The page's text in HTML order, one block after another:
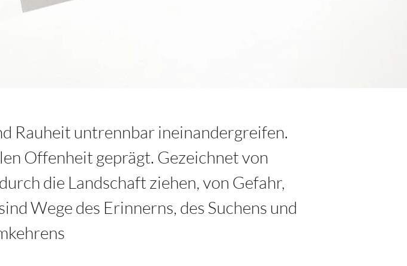
Rauheit untrennbar ineinandergreifen.
Offenheit geprägt. Gezeichnet von
die Landschaft ziehen, von Gefahr,
Wege des Erinnerns, des Suchens und